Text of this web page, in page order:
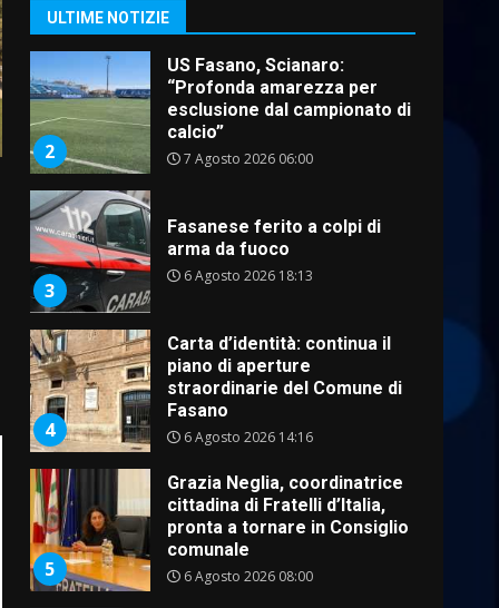
ULTIME NOTIZIE
2
calcio”
3
Fasanese ferito a colpi di
arma da fuoco
6 Agosto 2026 18:13
4
Carta d’identità: continua il
piano di aperture
straordinarie del Comune di
5
Grazia Neglia, coordinatrice
cittadina di Fratelli d’Italia,
pronta a tornare in Consiglio
comunale
6
Cura dei beni comuni e
cittadinanza attiva: online
l’avviso per la gestione
condivisa della Villetta di